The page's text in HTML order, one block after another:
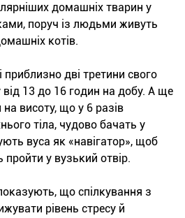
домашніх тварин у
поруч із людьми живуть
котів.
приблизно дві третини свого
13 до 16 годин на добу. А ще
на висоту, що у 6 разів
тіла, чудово бачать у
вуса як «навігатор», щоб
у вузький отвір.
що спілкування з
рівень стресу й